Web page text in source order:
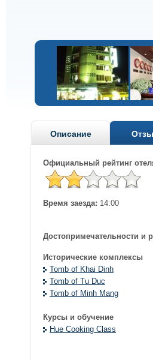
Описание
Официальный рейтинг
Время заезда: 14:00
Достопримечательности и
Исторические комплексы
Tomb of Khai Dinh
Tomb of Tu Duc
Tomb of Minh Mang
Курсы и обучение
Hue Cooking Class